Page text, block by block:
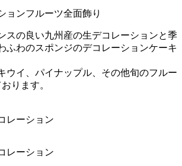
ョンフルーツ全面飾り
スの良い九州産の生デコレーションと季
ふわのスポンジのデコレーションケーキ
ウイ、パイナップル、その他旬のフルー
ります。
レーション
レーション